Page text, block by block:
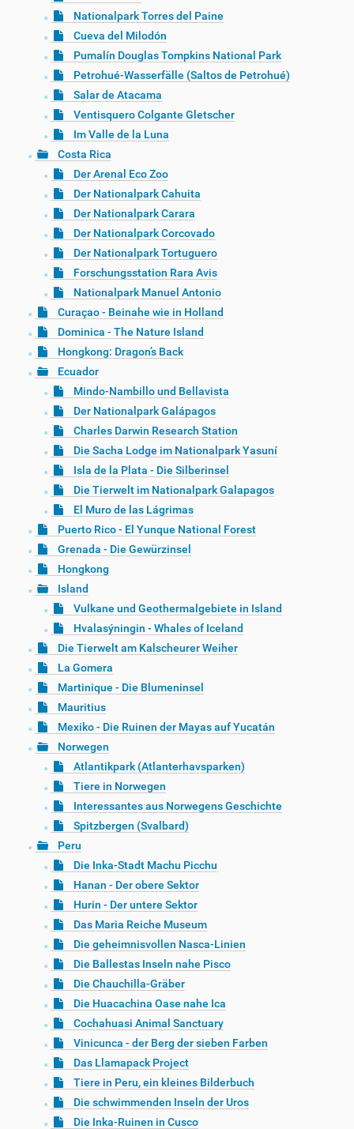
Nationalpark Torres del Paine
Cueva del Milodón
Pumalín Douglas Tompkins National Park
Petrohué-Wasserfälle (Saltos de Petrohué)
Salar de Atacama
Ventisquero Colgante Gletscher
Im Valle de la Luna
Costa Rica
Der Arenal Eco Zoo
Der Nationalpark Cahuita
Der Nationalpark Carara
Der Nationalpark Corcovado
Der Nationalpark Tortuguero
Forschungsstation Rara Avis
Nationalpark Manuel Antonio
Curaçao - Beinahe wie in Holland
Dominica - The Nature Island
Hongkong: Dragon’s Back
Ecuador
Mindo-Nambillo und Bellavista
Der Nationalpark Galápagos
Charles Darwin Research Station
Die Sacha Lodge im Nationalpark Yasuní
Isla de la Plata - Die Silberinsel
Die Tierwelt im Nationalpark Galapagos
El Muro de las Lágrimas
Puerto Rico - El Yunque National Forest
Grenada - Die Gewürzinsel
Hongkong
Island
Vulkane und Geothermalgebiete in Island
Hvalasýningin - Whales of Iceland
Die Tierwelt am Kalscheurer Weiher
La Gomera
Martinique - Die Blumeninsel
Mauritius
Mexiko - Die Ruinen der Mayas auf Yucatán
Norwegen
Atlantikpark (Atlanterhavsparken)
Tiere in Norwegen
Interessantes aus Norwegens Geschichte
Spitzbergen (Svalbard)
Peru
Die Inka-Stadt Machu Picchu
Hanan - Der obere Sektor
Hurin - Der untere Sektor
Das Maria Reiche Museum
Die geheimnisvollen Nasca-Linien
Die Ballestas Inseln nahe Pisco
Die Chauchilla-Gräber
Die Huacachina Oase nahe Ica
Cochahuasi Animal Sanctuary
Vinicunca - der Berg der sieben Farben
Das Llamapack Project
Tiere in Peru, ein kleines Bilderbuch
Die schwimmenden Inseln der Uros
Die Inka-Ruinen in Cusco